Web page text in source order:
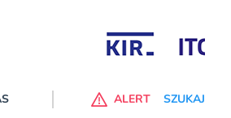
Partnerzy wspierający
ALERT SZUKAJ